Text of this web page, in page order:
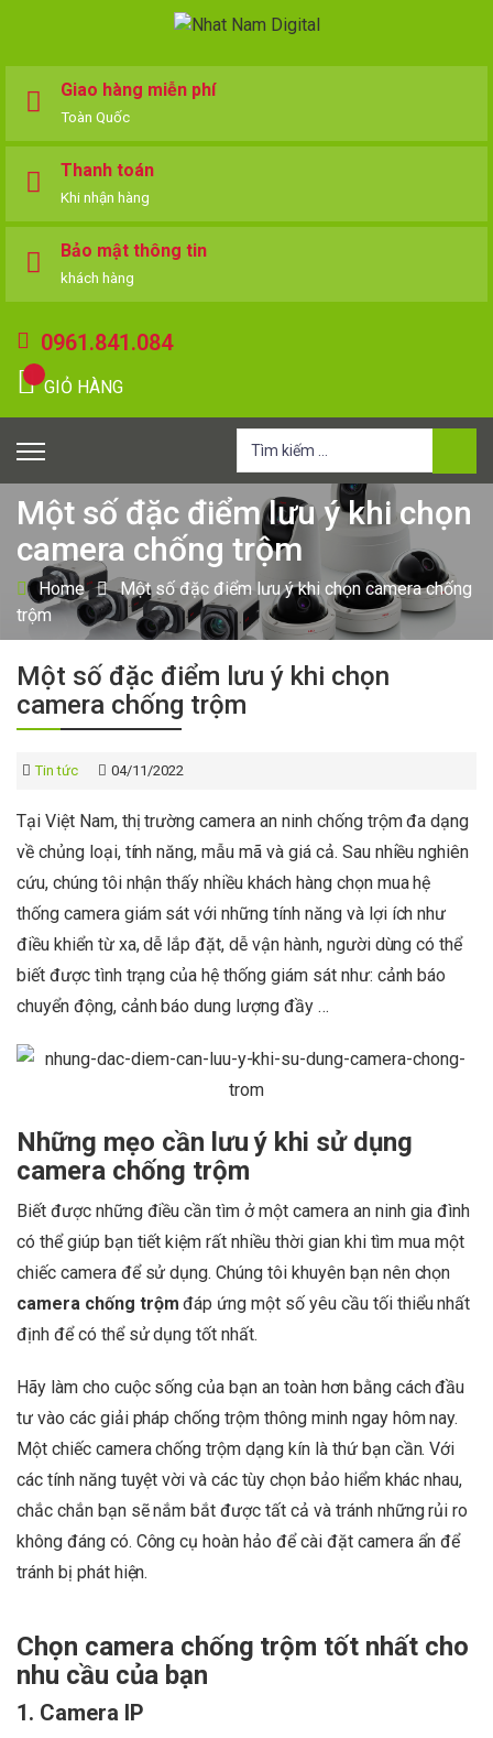
Giao hàng miễn phí
Toàn Quốc
Thanh toán
Khi nhận hàng
Bảo mật thông tin
khách hàng
0961.841.084
GIỎ HÀNG
Tìm
Một số đặc điểm lưu ý khi chọn
camera chống trộm
Home
Một số đặc điểm lưu ý khi chọn camera chống
trộm
Một số đặc điểm lưu ý khi chọn
camera chống trộm
Tin tức 04/11/2022
Tại Việt Nam, thị trường camera an ninh chống trộm đa dạng
về chủng loại, tính năng, mẫu mã và giá cả. Sau nhiều nghiên
cứu, chúng tôi nhận thấy nhiều khách hàng chọn mua hệ
thống camera giám sát với những tính năng và lợi ích như
điều khiển từ xa, dễ lắp đặt, dễ vận hành, người dùng có thể
biết được tình trạng của hệ thống giám sát như: cảnh báo
chuyển động, cảnh báo dung lượng đầy …
Những mẹo cần lưu ý khi sử dụng
camera chống trộm
Biết được những điều cần tìm ở một camera an ninh gia đình
có thể giúp bạn tiết kiệm rất nhiều thời gian khi tìm mua một
chiếc camera để sử dụng. Chúng tôi khuyên bạn nên chọn
camera chống trộm đáp ứng một số yêu cầu tối thiểu nhất
định để có thể sử dụng tốt nhất.
Hãy làm cho cuộc sống của bạn an toàn hơn bằng cách đầu
tư vào các giải pháp chống trộm thông minh ngay hôm nay.
Một chiếc camera chống trộm dạng kín là thứ bạn cần. Với
các tính năng tuyệt vời và các tùy chọn bảo hiểm khác nhau,
chắc chắn bạn sẽ nắm bắt được tất cả và tránh những rủi ro
không đáng có. Công cụ hoàn hảo để cài đặt camera ẩn để
tránh bị phát hiện.
Chọn camera chống trộm tốt nhất cho
nhu cầu của bạn
1. Camera IP